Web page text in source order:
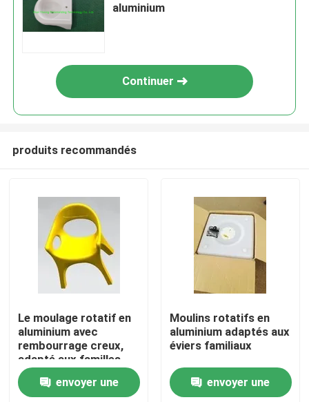
Maison
aluminium
Continuer
produits recommandés
Le moulage rotatif en
aluminium avec
rembourrage creux,
adapté aux familles
envoyer une
Moulins rotatifs en
aluminium adaptés aux
éviers familiaux
envoyer une